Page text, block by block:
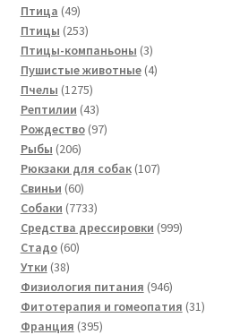
Птица 4949
товаров
Птицы 253253
товара
Птицы-компаньоны 33
товара
Пушистые животные 44
Пчелы 12751275
товаров
Рептилии 4343
товара
Рождество 9797
Рыбы 206206
товаров
Рюкзаки для собак 107107
Свиньи 6060
товаров
Собаки 77337733
товара
Средства дрессировки 999999
Стадо 6060
Утки 3838
товаров
Физиология питания 946946
товаров
Фитотерапия и гомеопатия 3131
Франция 395395